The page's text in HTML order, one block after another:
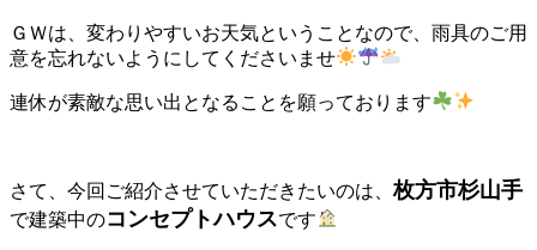
ＧＷは、変わりやすいお天気ということなので、雨具のご用
意を忘れないようにしてくださいませ
連休が素敵な思い出となることを願っております
さて、今回ご紹介させていただきたいのは、枚方市杉山手
で建築中のコンセプトハウスです